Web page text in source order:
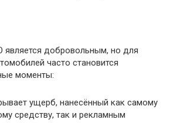
добровольным, но для
часто становится
моменты:
ущерб, нанесённый как самому
средству, так и рекламным